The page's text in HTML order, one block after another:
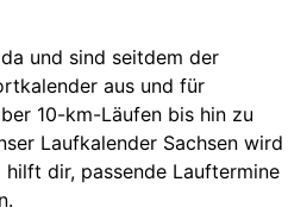
und sind seitdem der
aus und für
10-km-Läufen bis hin zu
Laufkalender Sachsen wird
dir, passende Lauftermine